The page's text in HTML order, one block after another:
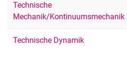
Technische
Mechanik/Kontinuumsmechanik
Technische Dynamik